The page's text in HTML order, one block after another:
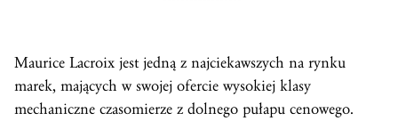
Maurice Lacroix jest jedną z najciekawszych na rynku
marek, mających w swojej ofercie wysokiej klasy
mechaniczne czasomierze z dolnego pułapu cenowego.